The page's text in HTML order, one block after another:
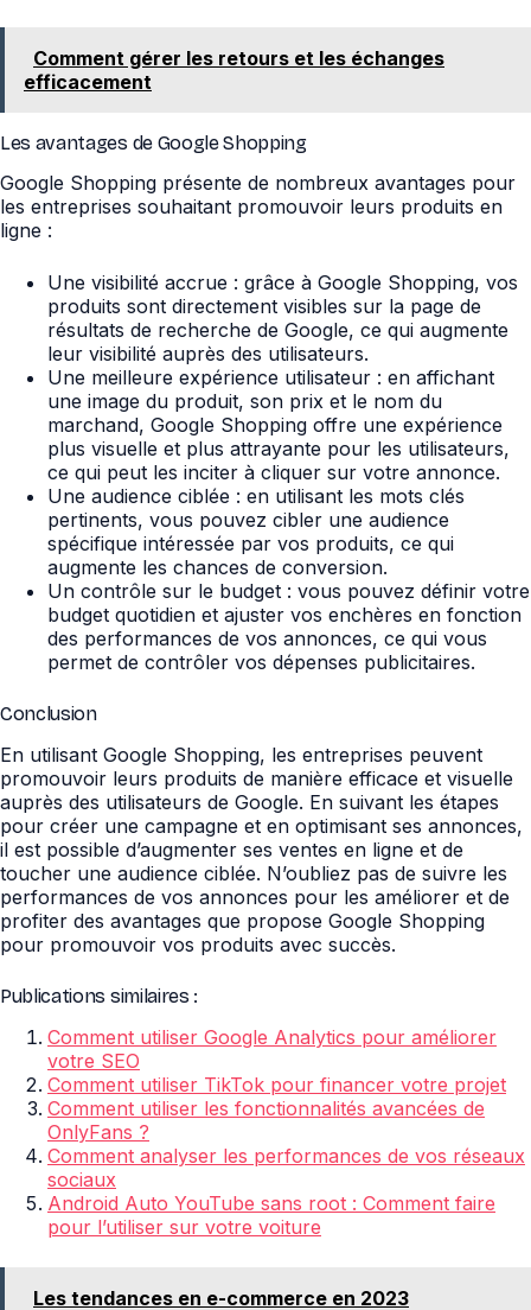
Comment gérer les retours et les échanges
efficacement
Les avantages de Google Shopping
Google Shopping présente de nombreux avantages pour
les entreprises souhaitant promouvoir leurs produits en
ligne :
Une visibilité accrue : grâce à Google Shopping, vos
produits sont directement visibles sur la page de
résultats de recherche de Google, ce qui augmente
leur visibilité auprès des utilisateurs.
Une meilleure expérience utilisateur : en affichant
une image du produit, son prix et le nom du
marchand, Google Shopping offre une expérience
plus visuelle et plus attrayante pour les utilisateurs,
ce qui peut les inciter à cliquer sur votre annonce.
Une audience ciblée : en utilisant les mots clés
pertinents, vous pouvez cibler une audience
spécifique intéressée par vos produits, ce qui
augmente les chances de conversion.
Un contrôle sur le budget : vous pouvez définir votre
budget quotidien et ajuster vos enchères en fonction
des performances de vos annonces, ce qui vous
permet de contrôler vos dépenses publicitaires.
Conclusion
En utilisant Google Shopping, les entreprises peuvent
promouvoir leurs produits de manière efficace et visuelle
auprès des utilisateurs de Google. En suivant les étapes
pour créer une campagne et en optimisant ses annonces,
il est possible d’augmenter ses ventes en ligne et de
toucher une audience ciblée. N’oubliez pas de suivre les
performances de vos annonces pour les améliorer et de
profiter des avantages que propose Google Shopping
pour promouvoir vos produits avec succès.
Publications similaires :
Comment utiliser Google Analytics pour améliorer
votre SEO
Comment utiliser TikTok pour financer votre projet
Comment utiliser les fonctionnalités avancées de
OnlyFans ?
Comment analyser les performances de vos réseaux
sociaux
Android Auto YouTube sans root : Comment faire
pour l’utiliser sur votre voiture
Les tendances en e-commerce en 2023